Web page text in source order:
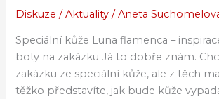
Diskuze /Aktuality /Aneta
Speciální kůže Luna flamenca –
boty na zakázku Já to dobře znám.
zakázku ze speciální kůže, ale z těch
těžko představíte, jak bude kůže
–
a
tipy
pro
boty